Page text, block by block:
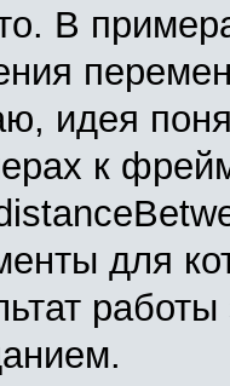
В
идея
к
для